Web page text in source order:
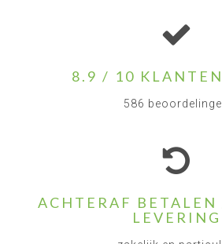
8.9 / 10
586
ACHTERAF BETALEN
LEVERING